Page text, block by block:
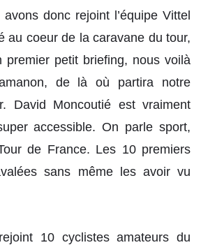
donc rejoint l’équipe Vittel
au coeur de la caravane du tour,
premier petit briefing, nous voilà
de là où partira notre
David Moncoutié est vraiment
accessible. On parle sport,
de France. Les 10 premiers
sans même les avoir vu
10 cyclistes amateurs du